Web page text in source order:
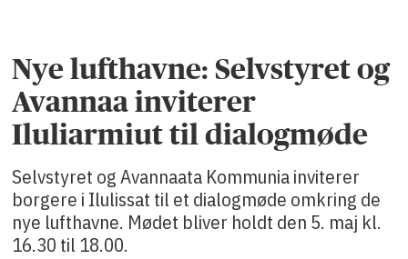
Nye lufthavne: Selvstyret og
Avannaa inviterer
Iluliarmiut til dialogmøde
Selvstyret og Avannaata Kommunia inviterer
borgere i Ilulissat til et dialogmøde omkring de
nye lufthavne. Mødet bliver holdt den 5. maj kl.
16.30 til 18.00.